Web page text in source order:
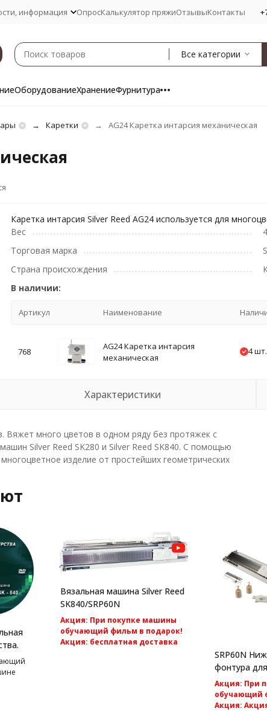
информация ОпросКалькулятор пряжиОтзывыКонтакты
Все категории
ОборудованиеХранениеФурнитура
Каретки AG24 Каретка интарсия механическая
Каретка интарсия Silver Reed AG24 используется для
Вес
Торговая марка
Страна происхождения
В наличии:
Артикул Наименование
768
AG24 Каретка интарсия
механическая
4 шт.
Характеристики
Вяжет много цветов в одном ряду без протяжек с
Silver Reed SK280 и Silver Reed SK840. С помощью
изделие от простейших геометрических
Вязальная машина Silver Reed
SK840/SRP60N
Акция: При покупке машины
обучающий фильм в подарок!
Акция: бесплатная доставка
SRP60N
фонтура
машин Silver
Акция: При
обучающий
Акция: